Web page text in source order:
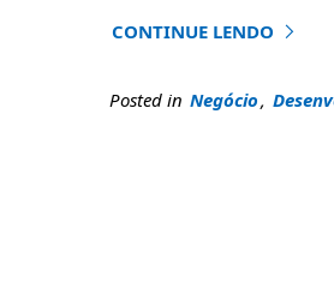
CONTINUE LENDO
"Como obter o máximo
Posted in Negócio,